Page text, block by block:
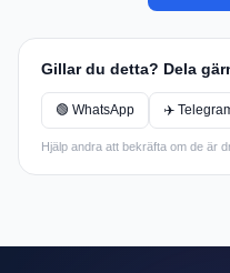
Gillar du detta? Dela
🟢 WhatsApp ✈️
Hjälp andra att bekräfta om de är